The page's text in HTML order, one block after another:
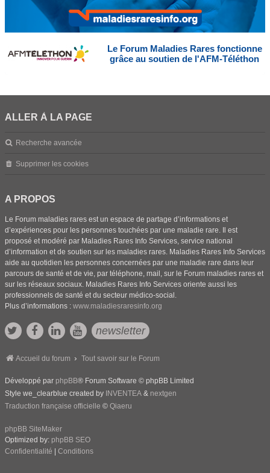
Le Forum Maladies Rares fonctionne
grâce au soutien de l'AFM-Téléthon
ALLER À LA PAGE
Recherche avancée
Supprimer les cookies
A PROPOS
Le Forum maladies rares est un espace de partage d’informations et
d’expériences pour les personnes touchées par une maladie rare. Il est
proposé et modéré par Maladies Rares Info Services, service national
d’information et de soutien sur les maladies rares. Maladies Rares Info Services
aide au quotidien les personnes concernées par une maladie rare dans leur
parcours de santé et de vie, par téléphone, mail, sur le Forum maladies rares et
sur les réseaux sociaux. Maladies Rares Info Services oriente aussi les
professionnels de santé et du secteur médico-social.
Plus d’informations : www.maladiesraresinfo.org
newsletter
Accueil du forum Tout savoir sur le Forum
Développé par phpBB® Forum Software © phpBB Limited
Style we_clearblue created by INVENTEA & nextgen
Traduction française officielle © Qiaeru
phpBB SiteMaker
Optimized by: phpBB SEO
Confidentialité
Conditions